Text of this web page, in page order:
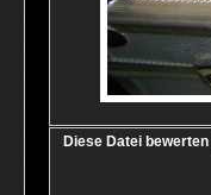
Diese Datei bewerten